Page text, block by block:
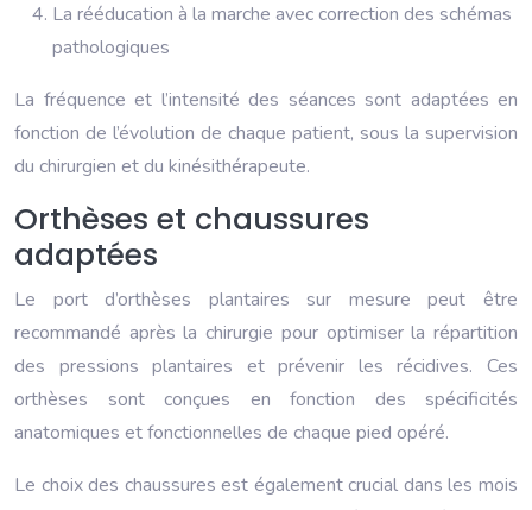
La rééducation à la marche avec correction des schémas
pathologiques
La fréquence et l’intensité des séances sont adaptées en
fonction de l’évolution de chaque patient, sous la supervision
du chirurgien et du kinésithérapeute.
Orthèses et chaussures
adaptées
Le port d’orthèses plantaires sur mesure peut être
recommandé après la chirurgie pour optimiser la répartition
des pressions plantaires et prévenir les récidives. Ces
orthèses sont conçues en fonction des spécificités
anatomiques et fonctionnelles de chaque pied opéré.
Le choix des chaussures est également crucial dans les mois